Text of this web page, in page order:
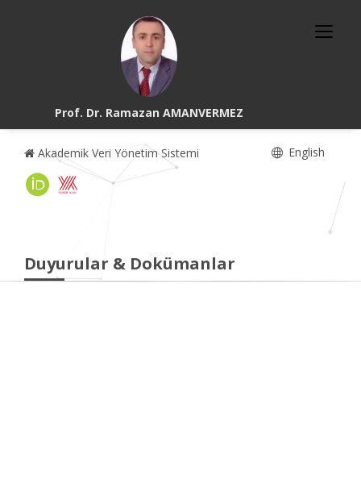
Prof. Dr. Ramazan AMANVERMEZ
Akademik Veri Yönetim Sistemi English
Duyurular & Dokümanlar